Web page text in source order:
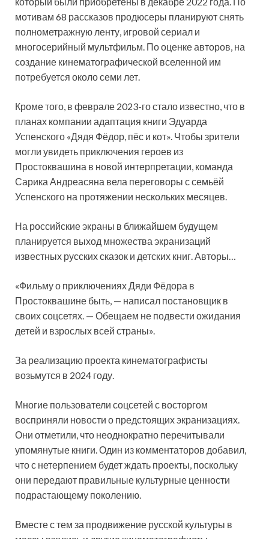
мотивам 68 рассказов продюсеры планируют снять
полнометражную ленту, игровой сериал и
многосерийный мультфильм. По оценке авторов, на
создание кинематографической вселенной им
потребуется около семи лет.
Кроме того, в феврале 2023-го стало известно, что в
планах компании адаптация книги Эдуарда
Успенского «Дядя Фёдор, пёс и кот». Чтобы зрители
могли увидеть приключения героев из
Простоквашина в новой интерпретации, команда
Сарика Андреасяна вела переговоры с семьёй
Успенского на протяжении нескольких месяцев.
На российские экраны в ближайшем будущем
планируется выход множества экранизаций
известных русских сказок и детских книг. Авторы…
«Фильму о приключениях Дяди Фёдора в
Простоквашине быть, — написал постановщик в
своих соцсетях. — Обещаем не подвести ожидания
детей и взрослых всей страны».
За реализацию проекта кинематографисты
возьмутся в 2024 году.
Многие пользователи соцсетей с восторгом
восприняли новости о предстоящих экранизациях.
Они отметили, что неоднократно перечитывали
упомянутые книги. Один из комментаторов добавил,
что с нетерпением будет ждать проекты, поскольку
они передают правильные культурные ценности
подрастающему поколению.
Вместе с тем за продвижение русской культуры в